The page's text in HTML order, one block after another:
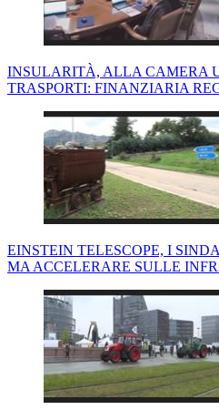
INSULARITÀ, ALLA CAMERA
TRASPORTI: FINANZIARIA
EINSTEIN TELESCOPE, I
MA ACCELERARE SULLE